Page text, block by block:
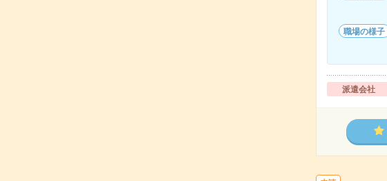
職場の様子
派遣会社